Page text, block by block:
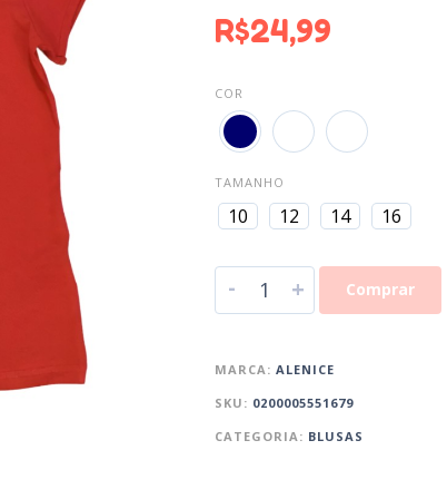
R$24,99
COR
TAMANHO
10 12 14 16
- + Comprar
MARCA: ALENICE
SKU: 0200005551679
CATEGORIA: BLUSAS